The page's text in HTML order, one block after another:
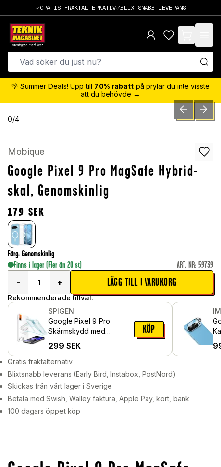
GRATIS FRAKTALTERNATIV BLIXTSNABB LEVERANS
items in cart,
🌴 Summer Deals! Upp till 70% rabatt på prylar du inte visste
att du behövde →
0/4 PREVIOUSNEXT
Mobique
Google Pixel 9 Pro MagSafe Hybrid-
skal, Genomskinlig
179 SEK
Färg: Genomskinlig
Finns i lager (Fler än 20 st) ART. NR: 59739
-
+ LÄGG TILL I VARUKORG
Rekommenderade tillval:
SPIGEN
Google Pixel 9 Pro
Skärmskydd med
GLAS.tR EZ Fit
299 SEK
KÖP
Gratis fraktalternativ
Blixtsnabb leverans (Early Bird, Instabox, PostNord)
Skickas från vårt lager i Sverige
Betala med Swish, Walley faktura, Apple Pay, kort, bank
100 dagars öppet köp